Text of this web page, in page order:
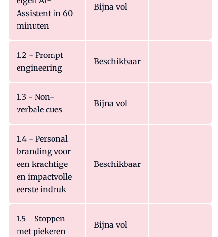
Assistent in 60
minuten
Bijna vol
1.2 - Prompt
engineering
Beschikbaar
1.3 - Non-
verbale cues
Bijna vol
1.4 - Personal
branding voor
een krachtige
en impactvolle
eerste indruk
Beschikbaar
1.5 - Stoppen
met piekeren
Bijna vol